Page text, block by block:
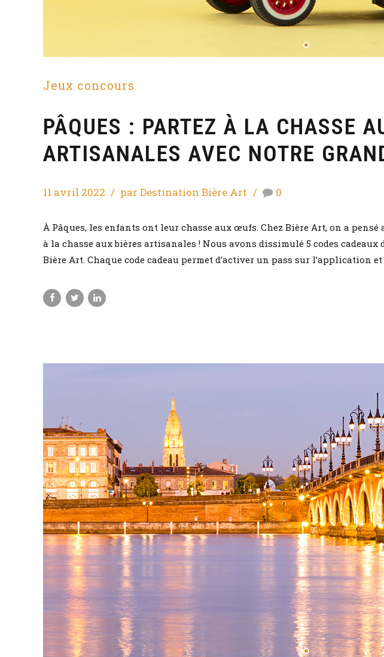
Jeux concours
PÂQUES : PARTEZ À LA CHASSE
ARTISANALES AVEC NOTRE
11 avril 2022 par Destination Bière Art 0
À Pâques, les enfants ont leur chasse aux œufs. Chez Bière Art, on a
à la chasse aux bières artisanales ! Nous avons dissimulé 5 codes
Bière Art. Chaque code cadeau permet d’activer un pass sur l’application et